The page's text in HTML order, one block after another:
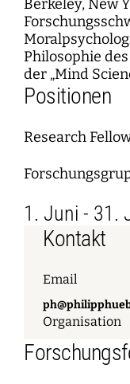
Berkeley, New
Philosophie
der „Mind
Positionen
Research
1. Juni - 31.
Kontakt
Email
Organisation